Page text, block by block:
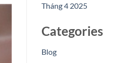
Tháng 4 2025
Categories
Blog